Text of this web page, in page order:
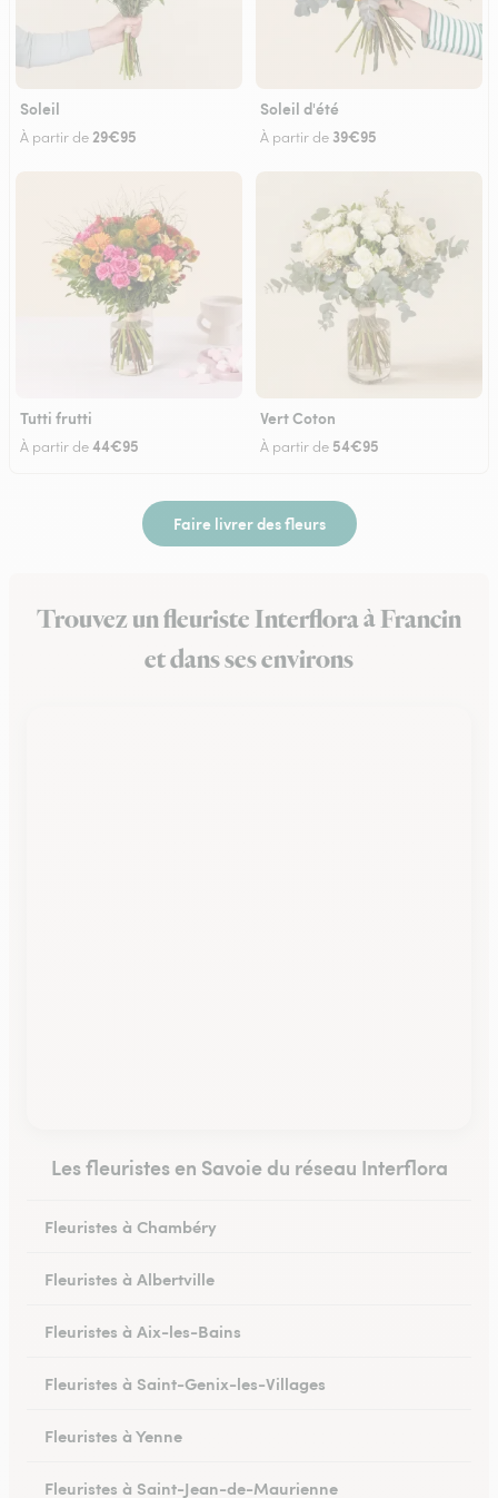
Soleil
À partir de29€95
Soleil d'été
À partir de 39€95
Tutti frutti
À partir de44€95
Vert Coton
À partir de 54€95
Faire livrer des fleurs
Trouvez un fleuriste Interflora à Francin
et dans ses environs
Les fleuristes en Savoie du réseau Interflora
Fleuristes à Chambéry
Fleuristes à Albertville
Fleuristes à Aix-les-Bains
Fleuristes à Saint-Genix-les-Villages
Fleuristes à Yenne
Fleuristes à Saint-Jean-de-Maurienne